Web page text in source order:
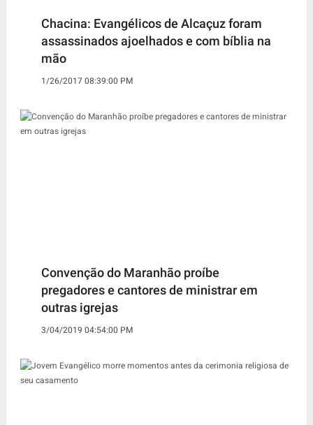
Chacina: Evangélicos de Alcaçuz foram
assassinados ajoelhados e com bíblia na
mão
1/26/2017 08:39:00 PM
Convenção do Maranhão proíbe
pregadores e cantores de ministrar em
outras igrejas
3/04/2019 04:54:00 PM